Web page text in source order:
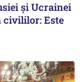
și Ucrainei
civililor: Este